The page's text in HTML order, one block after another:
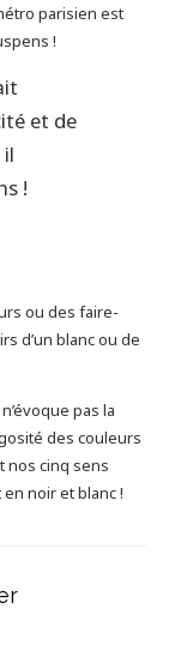
parisien est
!
et de
!
ou des faire-
d’un blanc ou de
pas la
des couleurs
nos cinq sens
noir et blanc !